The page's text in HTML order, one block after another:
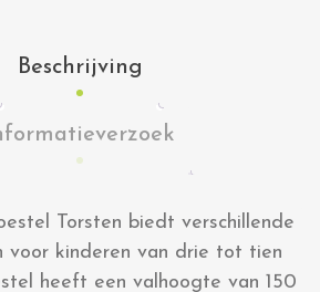
Beschrijving
Torsten biedt verschillende
voor kinderen van drie tot tien
heeft een valhoogte van 150